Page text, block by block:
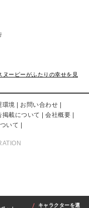
キャラクターを選
ヌーピーがふたりの幸せを見
環境
お問い合わせ
掲載について
会社概要
いて